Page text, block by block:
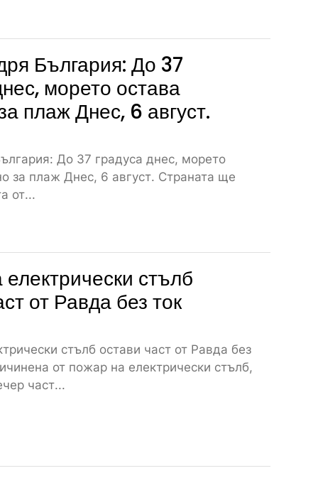
България: До 37
морето остава
плаж Днес, 6 август.
До 37 градуса днес, морето
за плаж Днес, 6 август. Страната ще
от...
стълб
от Равда без ток
стълб остави част от Равда без
от пожар на електрически стълб,
част...